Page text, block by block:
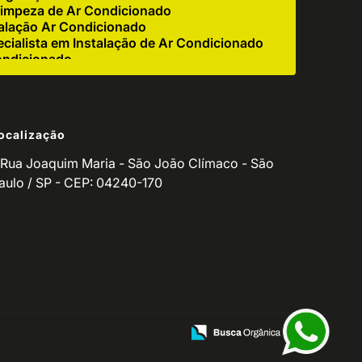
de Ar Condicionado
Ar Condicionado
em Instalação de Ar Condicionado
Ar Condicionado Industrial
Corretiva de Ar Condicionado
para Empresas
de Ar Condicionado Residencial
Equipamento de Refrigeração
Rua Joaquim Maria - São João Clímaco - São
/ SP - CEP: 04240-170